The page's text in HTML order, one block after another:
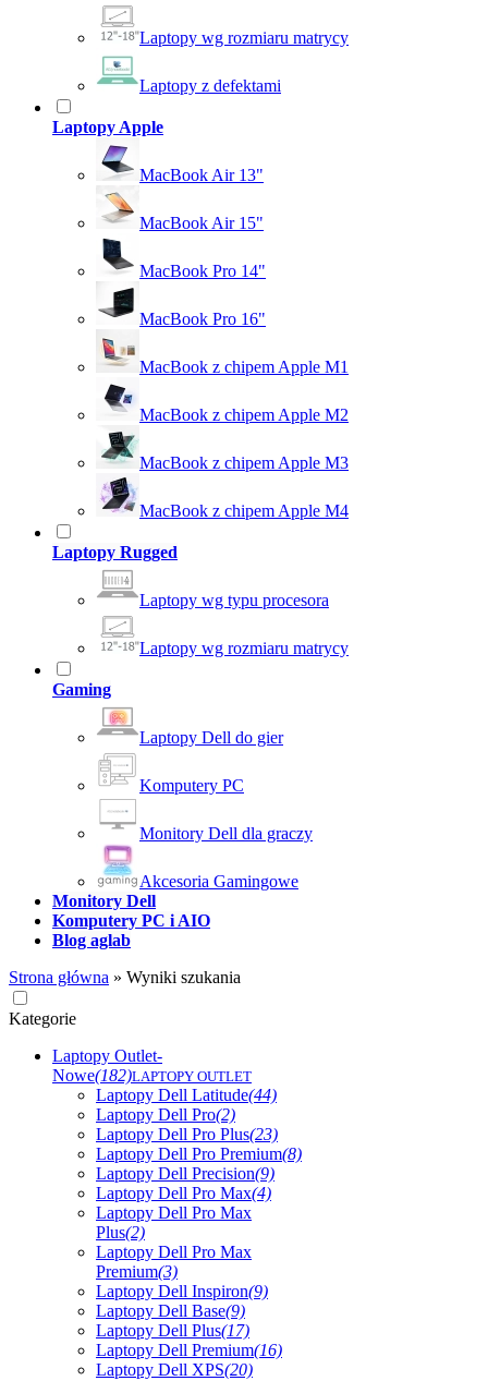
Laptopy wg rozmiaru matrycy
Laptopy z defektami
Laptopy Apple
MacBook Air 13"
MacBook Air 15"
MacBook Pro 14"
MacBook Pro 16"
MacBook z chipem Apple M1
MacBook z chipem Apple M2
MacBook z chipem Apple M3
MacBook z chipem Apple M4
Laptopy Rugged
Laptopy wg typu procesora
Laptopy wg rozmiaru matrycy
Gaming
Laptopy Dell do gier
Komputery PC
Monitory Dell dla graczy
Akcesoria Gamingowe
Monitory Dell
Komputery PC i AIO
Blog aglab
Strona główna » Wyniki szukania
Kategorie
Laptopy Outlet-
Nowe(182)LAPTOPY OUTLET
Laptopy Dell Latitude(44)
Laptopy Dell Pro(2)
Laptopy Dell Pro Plus(23)
Laptopy Dell Pro Premium(8)
Laptopy Dell Precision(9)
Laptopy Dell Pro Max(4)
Laptopy Dell Pro Max
Plus(2)
Laptopy Dell Pro Max
Premium(3)
Laptopy Dell Inspiron(9)
Laptopy Dell Base(9)
Laptopy Dell Plus(17)
Laptopy Dell Premium(16)
Laptopy Dell XPS(20)